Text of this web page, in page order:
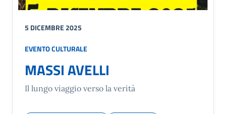
5 DICEMBRE 2025
EVENTO CULTURALE
MASSI AVELLI
Il lungo viaggio verso la verità